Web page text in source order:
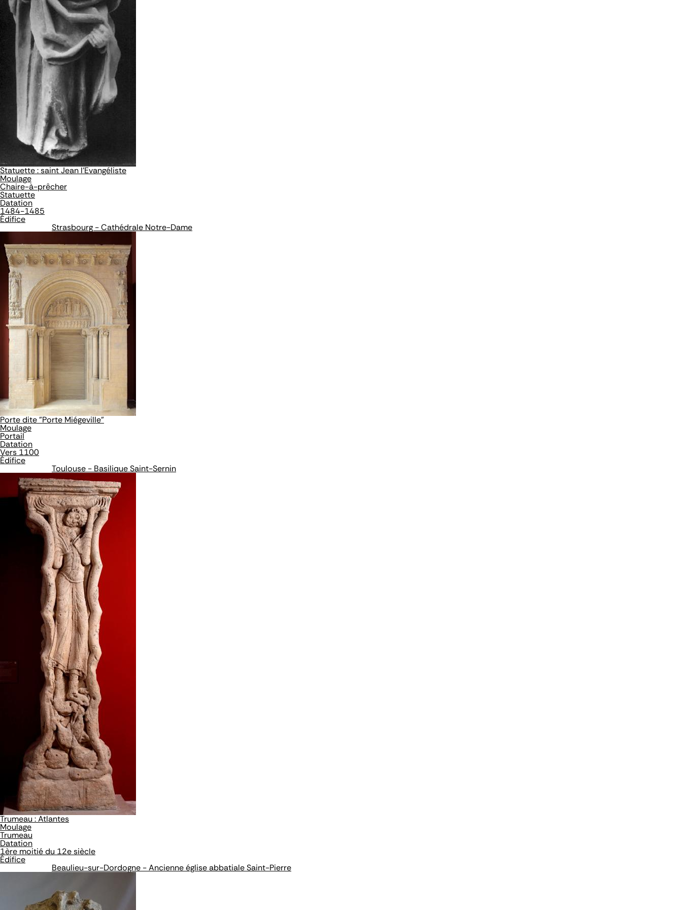
Statuette : saint Jean l'Evangéliste
Moulage
Chaire-à-prêcher
Statuette
Datation
1484-1485
Édifice
Strasbourg - Cathédrale Notre-Dame
Porte dite "Porte Miégeville"
Moulage
Portail
Datation
Vers 1100
Édifice
Toulouse - Basilique Saint-Sernin
Trumeau : Atlantes
Moulage
Trumeau
Datation
1ère moitié du 12e siècle
Édifice
Beaulieu-sur-Dordogne - Ancienne église abbatiale Saint-Pierre